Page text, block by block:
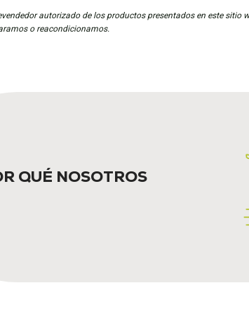
autorizado de los productos presentados en este
o reacondicionamos.
QUÉ NOSOTROS